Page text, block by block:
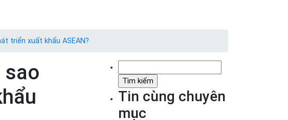
triển xuất khẩu ASEAN?
sao
kiếm
cho:
Tin cùng chuyên
mục